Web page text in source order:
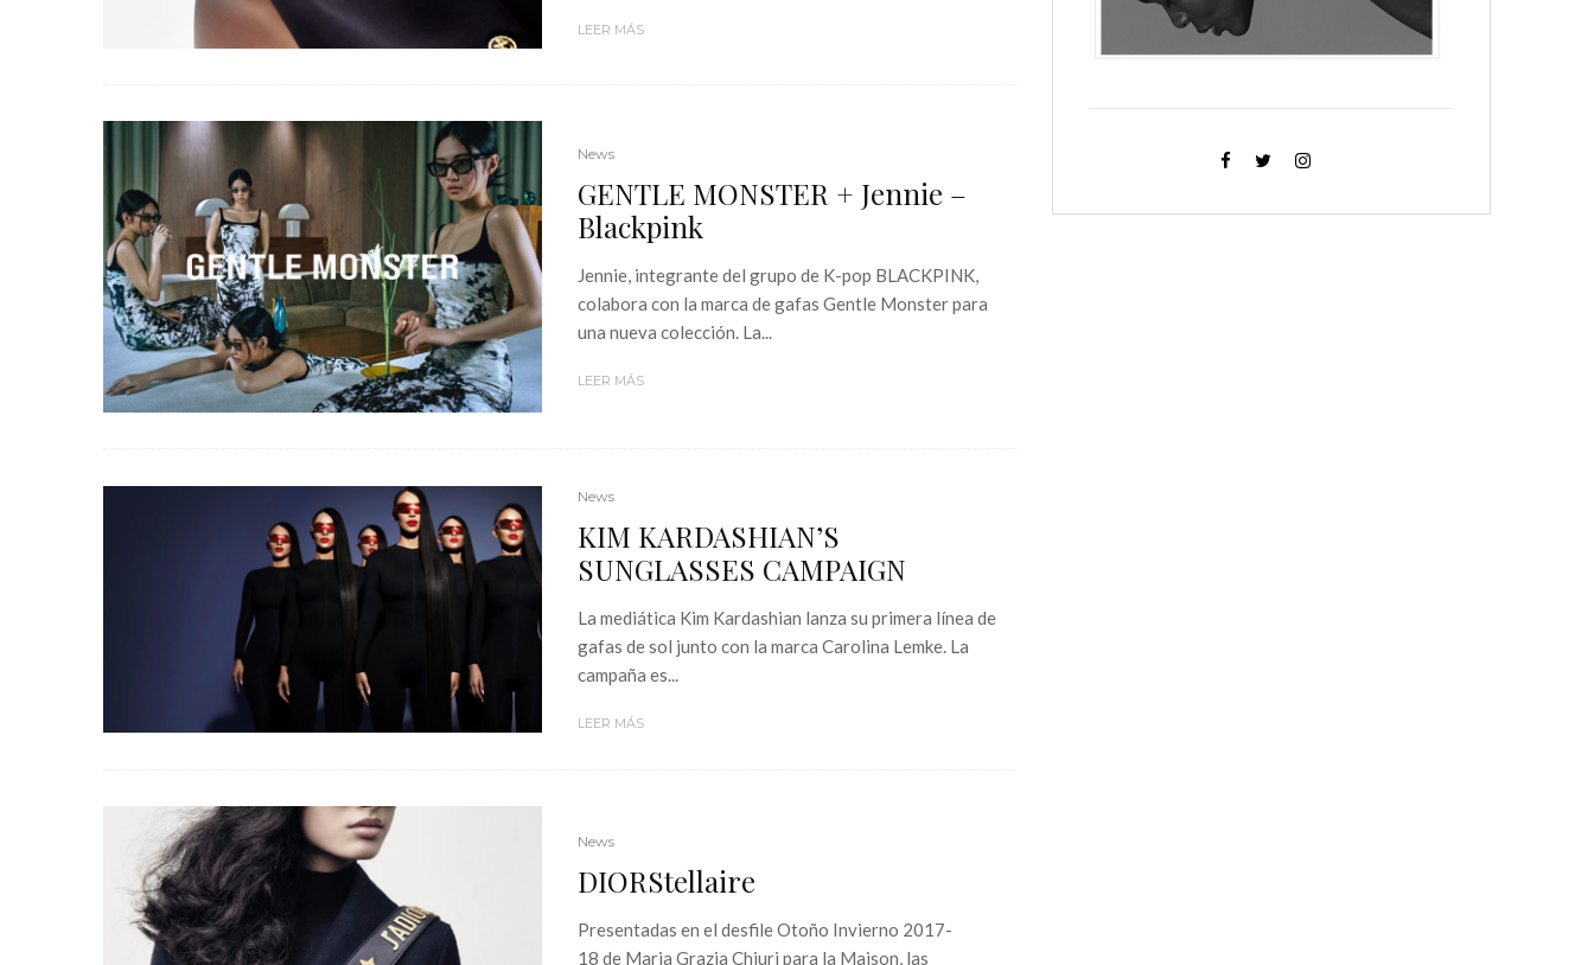
LEER MÁS
News
GENTLE MONSTER + Jennie –
Blackpink
Jennie, integrante del grupo de K-pop BLACKPINK,
colabora con la marca de gafas Gentle Monster para
una nueva colección. La...
LEER MÁS
News
KIM KARDASHIAN’S
SUNGLASSES CAMPAIGN
La mediática Kim Kardashian lanza su primera línea de
gafas de sol junto con la marca Carolina Lemke. La
campaña es...
LEER MÁS
News
DIORStellaire
Presentadas en el desfile Otoño Invierno 2017-
18 de Maria Grazia Chiuri para la Maison, las